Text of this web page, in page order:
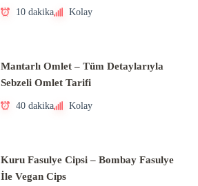
10 dakika Kolay
Mantarlı Omlet – Tüm Detaylarıyla
Sebzeli Omlet Tarifi
40 dakika Kolay
Kuru Fasulye Cipsi – Bombay Fasulye
İle Vegan Cips